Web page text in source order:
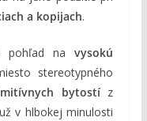
a kopijach.
pohľad navysokú
stereotypného
bytostíz
v hlbokej minulosti